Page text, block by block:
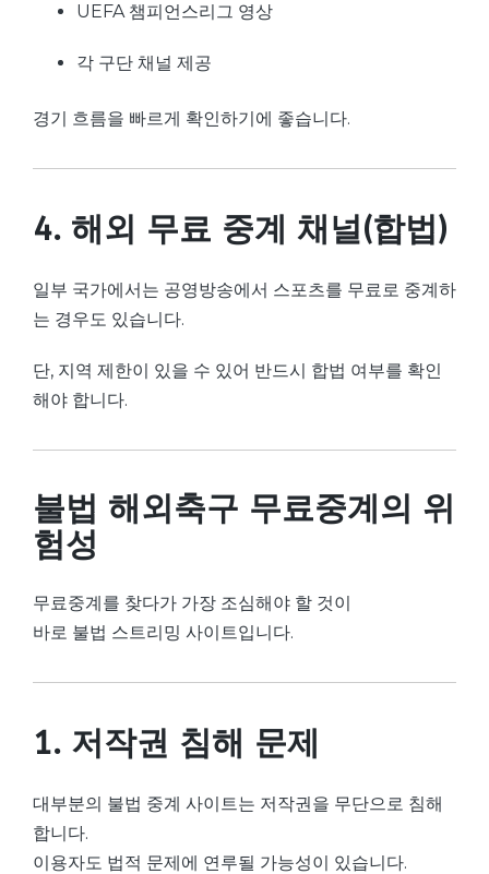
UEFA 챔피언스리그 영상
각 구단 채널 제공
경기 흐름을 빠르게 확인하기에 좋습니다.
4. 해외 무료 중계 채널(합법)
일부 국가에서는 공영방송에서 스포츠를 무료로 중계하
는 경우도 있습니다.
단, 지역 제한이 있을 수 있어 반드시 합법 여부를 확인
해야 합니다.
불법 해외축구 무료중계의 위
험성
무료중계를 찾다가 가장 조심해야 할 것이
바로 불법 스트리밍 사이트입니다.
1. 저작권 침해 문제
대부분의 불법 중계 사이트는 저작권을 무단으로 침해
합니다.
이용자도 법적 문제에 연루될 가능성이 있습니다.